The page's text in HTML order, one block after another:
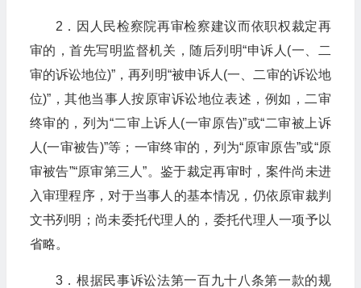
2．因人民检察院再审检察建议而依职权裁定再
审的，首先写明监督机关，随后列明“申诉人(一、二
审的诉讼地位)”，再列明“被申诉人(一、二审的诉讼地
位)”，其他当事人按原审诉讼地位表述，例如，二审
终审的，列为“二审上诉人(一审原告)”或“二审被上诉
人(一审被告)”等；一审终审的，列为“原审原告”或“原
审被告”“原审第三人”。鉴于裁定再审时，案件尚未进
入审理程序，对于当事人的基本情况，仍依原审裁判
文书列明；尚未委托代理人的，委托代理人一项予以
省略。
3．根据民事诉讼法第一百九十八条第一款的规